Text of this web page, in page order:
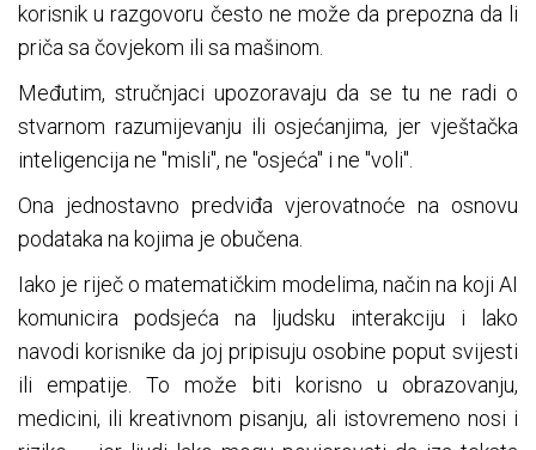
korisnik u razgovoru često ne može da prepozna da li
priča sa čovjekom ili sa mašinom.
Međutim, stručnjaci upozoravaju da se tu ne radi o
stvarnom razumijevanju ili osjećanjima, jer vještačka
inteligencija ne "misli", ne "osjeća" i ne "voli".
Ona jednostavno predviđa vjerovatnoće na osnovu
podataka na kojima je obučena.
Iako je riječ o matematičkim modelima, način na koji AI
komunicira podsjeća na ljudsku interakciju i lako
navodi korisnike da joj pripisuju osobine poput svijesti
ili empatije. To može biti korisno u obrazovanju,
medicini, ili kreativnom pisanju, ali istovremeno nosi i